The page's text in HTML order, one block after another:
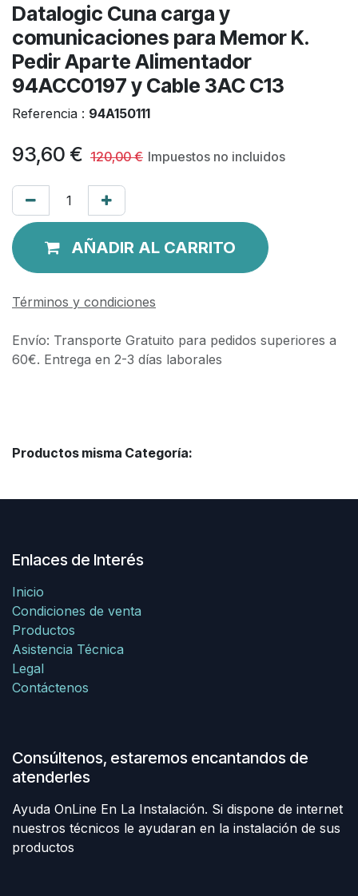
Datalogic Cuna carga y
comunicaciones para Memor K.
Pedir Aparte Alimentador
94ACC0197 y Cable 3AC C13
Referencia : 94A150111
93,60 € 120,00€ Impuestos no incluidos
AÑADIR AL CARRITO
Términos y condiciones
Envío: Transporte Gratuito para pedidos superiores a
60€. Entrega en 2-3 días laborales
Productos misma Categoría:
Enlaces de Interés
Inicio
Condiciones de venta
Productos
Asistencia Técnica
Legal
Contáctenos
Consúltenos, estaremos encantandos de
atenderles
Ayuda OnLine En La Instalación. Si dispone de internet
nuestros técnicos le ayudaran en la instalación de sus
productos